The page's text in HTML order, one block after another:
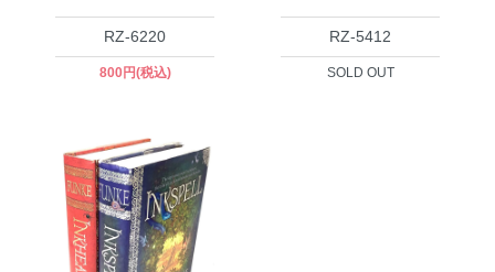
RZ-6220
800円(税込)
RZ-5412
SOLD OUT